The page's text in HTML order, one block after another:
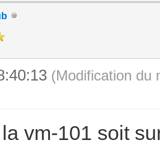
(Modification du
vm-101 soit